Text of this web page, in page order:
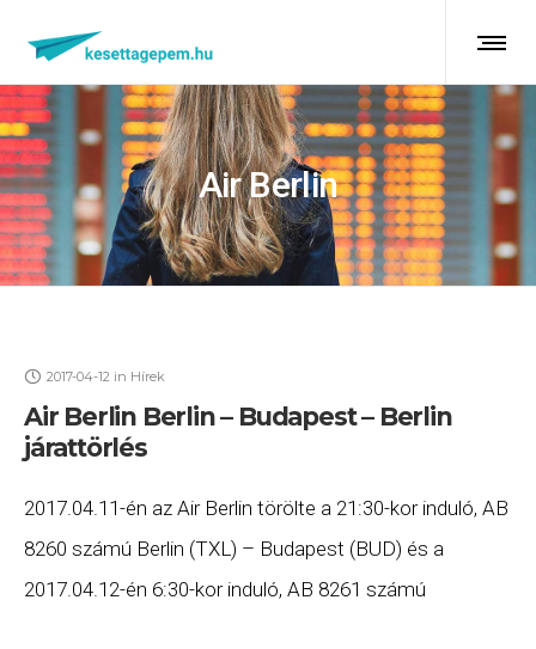
Air Berlin
2017-04-12 in Hírek
Air Berlin Berlin – Budapest – Berlin
járattörlés
2017.04.11-én az Air Berlin törölte a 21:30-kor induló, AB
8260 számú Berlin (TXL) – Budapest (BUD) és a
2017.04.12-én 6:30-kor induló, AB 8261 számú